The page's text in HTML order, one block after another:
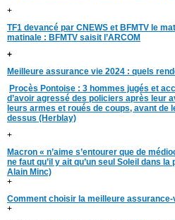
+
TF1 devancé par CNEWS et BFMTV le
matinale : BFMTV saisit l’ARCOM
+
Meilleure assurance vie 2024 : quels
Procès Pontoise : 3 hommes jugés et
d’avoir agressé des policiers après leur
leurs armes et roués de coups, avant de
dessus (Herblay)
+
Macron « n’aime s’entourer que de
ne faut qu’il y ait qu’un seul Soleil dans la
Alain Minc)
+
Comment choisir la meilleure assurance-
+